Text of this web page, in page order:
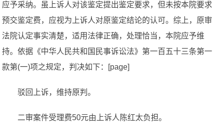
应予采纳。虽上诉人对该鉴定提出鉴定要求，但未按本院要求
预交鉴定费，应视为上诉人对原鉴定结论的认可。综上，原审
法院认定事实清楚，适用法律正确，处理恰当，本院应予维
持。依据《中华人民共和国民事诉讼法》第一百五十三条第一
款第(一)项之规定，判决如下：[page]
驳回上诉，维持原判。
二审案件受理费50元由上诉人陈红太负担。